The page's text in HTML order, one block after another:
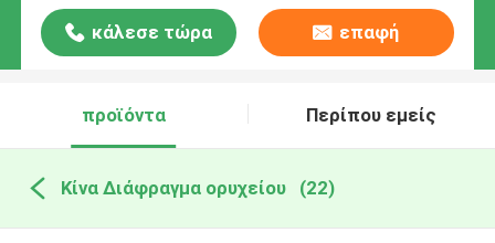
κάλεσε τώρα επαφή
προϊόντα Περίπου εμείς
Κίνα Διάφραγμα ορυχείου (22)